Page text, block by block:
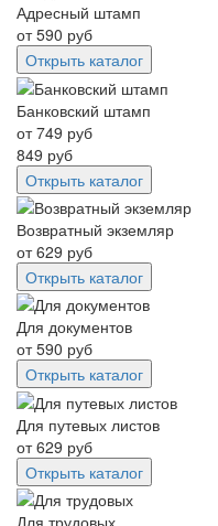
Адресный штамп
от590 руб
Открыть каталог
Банковский штамп
от749 руб
849 руб
Открыть каталог
Возвратный экземляр
от629 руб
Открыть каталог
Для документов
от590 руб
Открыть каталог
Для путевых листов
от629 руб
Открыть каталог
Для трудовых